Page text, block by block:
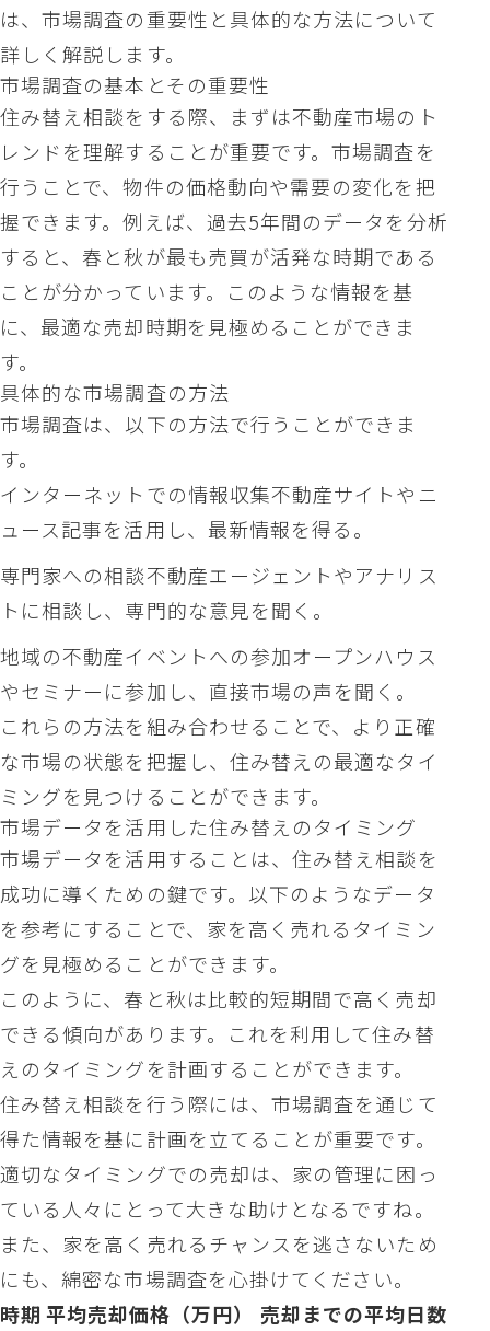
は、市場調査の重要性と具体的な方法について
詳しく解説します。
市場調査の基本とその重要性
住み替え相談をする際、まずは不動産市場のト
レンドを理解することが重要です。市場調査を
行うことで、物件の価格動向や需要の変化を把
握できます。例えば、過去5年間のデータを分析
すると、春と秋が最も売買が活発な時期である
ことが分かっています。このような情報を基
に、最適な売却時期を見極めることができま
す。
具体的な市場調査の方法
市場調査は、以下の方法で行うことができま
す。
インターネットでの情報収集不動産サイトやニ
ュース記事を活用し、最新情報を得る。
専門家への相談不動産エージェントやアナリス
トに相談し、専門的な意見を聞く。
地域の不動産イベントへの参加オープンハウス
やセミナーに参加し、直接市場の声を聞く。
これらの方法を組み合わせることで、より正確
な市場の状態を把握し、住み替えの最適なタイ
ミングを見つけることができます。
市場データを活用した住み替えのタイミング
市場データを活用することは、住み替え相談を
成功に導くための鍵です。以下のようなデータ
を参考にすることで、家を高く売れるタイミン
グを見極めることができます。
このように、春と秋は比較的短期間で高く売却
できる傾向があります。これを利用して住み替
えのタイミングを計画することができます。
住み替え相談を行う際には、市場調査を通じて
得た情報を基に計画を立てることが重要です。
適切なタイミングでの売却は、家の管理に困っ
ている人々にとって大きな助けとなるですね。
また、家を高く売れるチャンスを逃さないため
にも、綿密な市場調査を心掛けてください。
時期 平均売却価格（万円） 売却までの平均日数